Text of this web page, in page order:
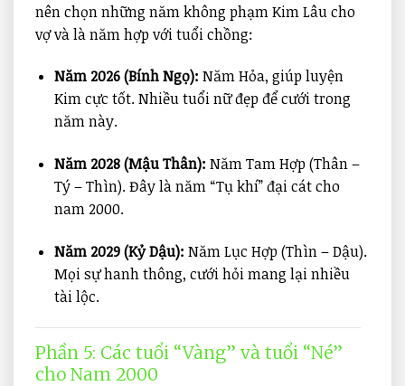
nên chọn những năm không phạm Kim Lâu cho
vợ và là năm hợp với tuổi chồng:
Năm 2026 (Bính Ngọ): Năm Hỏa, giúp luyện
Kim cực tốt. Nhiều tuổi nữ đẹp để cưới trong
năm này.
Năm 2028 (Mậu Thân): Năm Tam Hợp (Thân –
Tý – Thìn). Đây là năm “Tụ khí” đại cát cho
nam 2000.
Năm 2029 (Kỷ Dậu): Năm Lục Hợp (Thìn – Dậu).
Mọi sự hanh thông, cưới hỏi mang lại nhiều
tài lộc.
Phần 5: Các tuổi “Vàng” và tuổi “Né”
cho Nam 2000